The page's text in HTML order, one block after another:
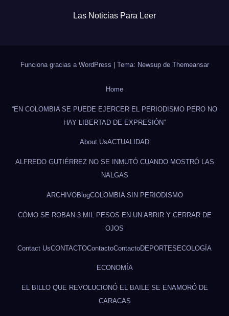
Las Noticias Para Leer
Funciona gracias a WordPress | Tema: Newsup de Themeansar
Home
“EN COLOMBIA SE PUEDE EJERCER EL PERIODISMO PERO NO
HAY LIBERTAD DE EXPRESIÓN”
About UsACTUALIDAD
ALFREDO GUTIÉRREZ NO SE INMUTÓ CUANDO MOSTRÓ LAS
NALGAS
ARCHIVOBlogCOLOMBIA SIN PERIODISMO
CÓMO SE ROBAN 3 MIL PESOS EN UN ABRIR Y CERRAR DE
OJOS
Contact UsCONTACTOContactoContactoDEPORTESECOLOGÍA
ECONOMÍA
EL BILLO QUE REVOLUCIONÓ EL BAILE SE ENAMORÓ DE
CARACAS